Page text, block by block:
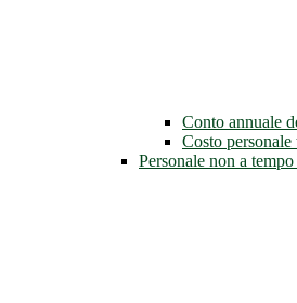
Conto annuale
Costo
Personale non a